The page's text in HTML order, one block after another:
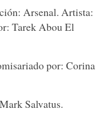
Arsenal. Artista:
Tarek Abou El
por: Corina
Salvatus.